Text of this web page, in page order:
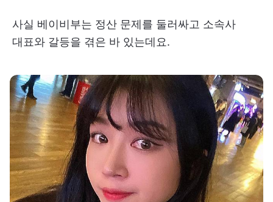
사실 베이비부는 정산 문제를 둘러싸고 소속사
대표와 갈등을 겪은 바 있는데요.